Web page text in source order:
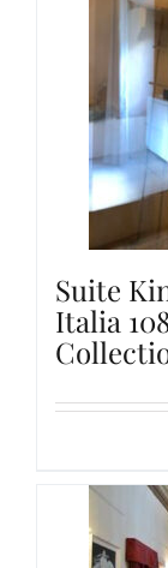
Suite
Italia